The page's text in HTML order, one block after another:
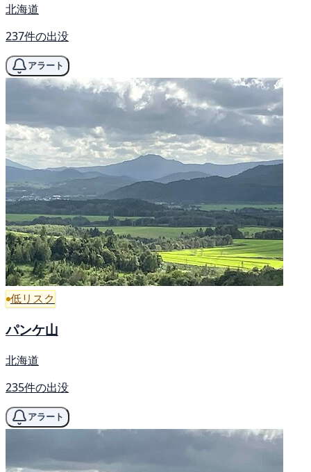
北海道
237件の出没
アラート
低リスク
パンケ山
北海道
235件の出没
アラート